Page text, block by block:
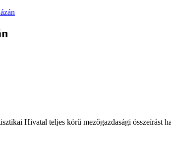
Hivatal teljes körű mezőgazdasági összeírást